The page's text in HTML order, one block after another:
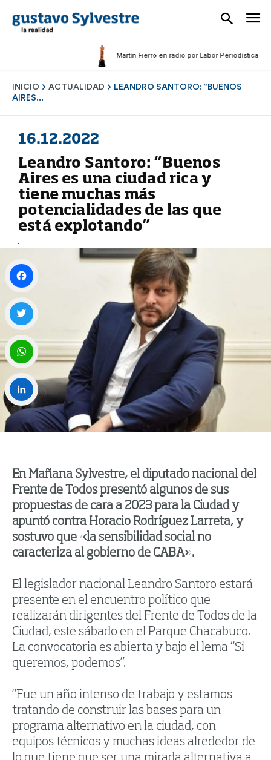
Martín Fierro en radio por Labor Periodística
INICIO ACTUALIDAD
LEANDRO SANTORO: “BUENOS
AIRES...
16.12.2022
Leandro Santoro: “Buenos
Aires es una ciudad rica y
tiene muchas más
potencialidades de las que
está explotando”
En Mañana Sylvestre, el diputado nacional del
Frente de Todos presentó algunos de sus
propuestas de cara a 2023 para la Ciudad y
apuntó contra Horacio Rodríguez Larreta, y
sostuvo que «la sensibilidad social no
caracteriza al gobierno de CABA».
El legislador nacional Leandro Santoro estará
presente en el encuentro político que
realizarán dirigentes del Frente de Todos de la
Ciudad, este sábado en el Parque Chacabuco.
La convocatoria es abierta y bajo el lema “Si
queremos, podemos”.
“Fue un año intenso de trabajo y estamos
tratando de construir las bases para un
programa alternativo en la ciudad, con
equipos técnicos y muchas ideas alrededor de
Facebook
Twitter
WhatsApp
LinkedIn